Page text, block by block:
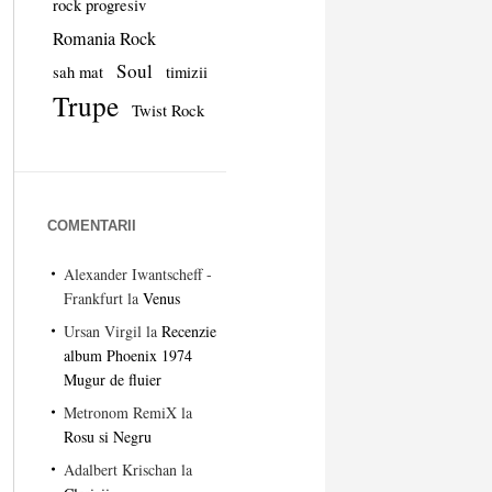
rock progresiv
Romania Rock
sah mat Soul timizii
Trupe Twist Rock
COMENTARII
Alexander Iwantscheff -
Frankfurtla Venus
Ursan Virgilla Recenzie
album Phoenix 1974
Mugur de fluier
Metronom RemiXla
Rosu si Negru
Adalbert Krischanla